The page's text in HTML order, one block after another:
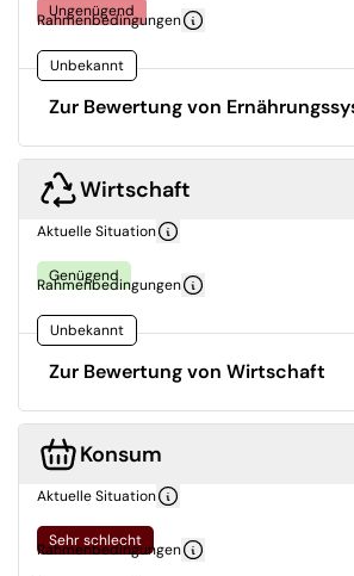
Ungenügend
Rahmenbedingungen
Unbekannt
Zur Bewertung von
Wirtschaft
Aktuelle Situation
Genügend
Rahmenbedingungen
Unbekannt
Zur Bewertung von Wirtschaft
Konsum
Aktuelle Situation
Sehr schlecht
Rahmenbedingungen